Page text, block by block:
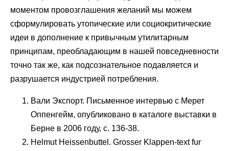
моментом провозглашения желаний мы можем
сформулировать утопические или социокритические
идеи в дополнение к привычным утилитарным
принципам, преобладающим в нашей повседневности
точно так же, как подсознательное подавляется и
разрушается индустрией потребления.
Вали Экспорт. Письменное интервью с Мерет
Оппенгейм, опубликовано в каталоге выставки в
Берне в 2006 году, с. 136-38.
Helmut Heissenbuttel. Grosser Klappen-text fur